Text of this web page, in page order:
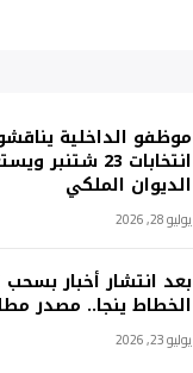
موظفو الداخلية
انتخابات 23
الديوان الملكي
يوليو 28, 2026
بعد انتشار أخبار بسحب
الخطاط ينجا.. مصدر
يوليو 23, 2026